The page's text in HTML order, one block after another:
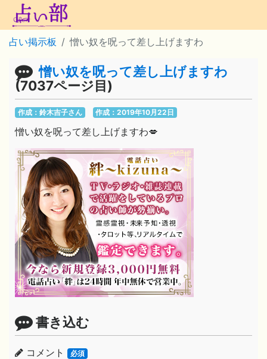
占い掲示板 憎い奴を呪って差し上げますわ
憎い奴を呪って差し上げますわ
(7037ページ目)
作成：鈴木吉子さん 作成：2019年10月22日
憎い奴を呪って差し上げますわ💋
書き込む
コメント 必須